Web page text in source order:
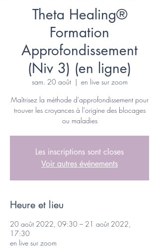
Theta Healing®
Formation
Approfondissement
(Niv 3) (en ligne)
sam. 20 août
  |
en live sur zoom
Maîtrisez la méthode d'approfondissement pour
trouver les croyances à l'origine des blocages
ou maladies
Les inscriptions sont closes
Voir autres événements
Heure et lieu
20 août 2022, 09:30 – 21 août 2022,
17:30
en live sur zoom